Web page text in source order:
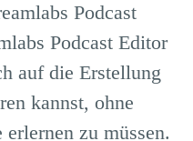
Podcast
Podcast Editor
auf die Erstellung
kannst, ohne
zu müssen.